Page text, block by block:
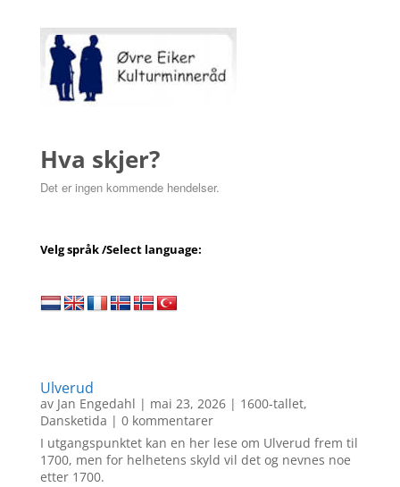
Hva skjer?
Det er ingen kommende hendelser.
Velg språk /Select language:
Ulverud
av Jan Engedahl | mai 23, 2026| 1600-tallet,
Dansketida | 0 kommentarer
I utgangspunktet kan en her lese om Ulverud frem til
1700, men for helhetens skyld vil det og nevnes noe
etter 1700.